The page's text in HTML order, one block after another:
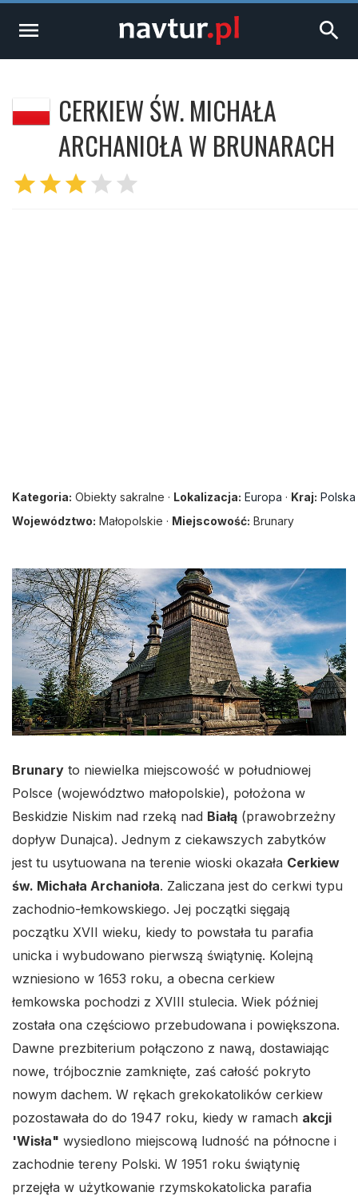
menu search
CERKIEW ŚW. MICHAŁA
ARCHANIOŁA W BRUNARACH
starstarstar star star
Kategoria: Obiekty sakralne · Lokalizacja: Europa · Kraj: Polska
Województwo: Małopolskie · Miejscowość: Brunary
Brunary to niewielka miejscowość w południowej
Polsce (województwo małopolskie), położona w
Beskidzie Niskim nad rzeką nad Białą (prawobrzeżny
dopływ Dunajca). Jednym z ciekawszych zabytków
jest tu usytuowana na terenie wioski okazała Cerkiew
św. Michała Archanioła. Zaliczana jest do cerkwi typu
zachodnio-łemkowskiego. Jej początki sięgają
początku XVII wieku, kiedy to powstała tu parafia
unicka i wybudowano pierwszą świątynię. Kolejną
wzniesiono w 1653 roku, a obecna cerkiew
łemkowska pochodzi z XVIII stulecia. Wiek później
została ona częściowo przebudowana i powiększona.
Dawne prezbiterium połączono z nawą, dostawiając
nowe, trójbocznie zamknięte, zaś całość pokryto
nowym dachem. W rękach grekokatolików cerkiew
pozostawała do do 1947 roku, kiedy w ramach akcji
'Wisła" wysiedlono miejscową ludność na północne i
zachodnie tereny Polski. W 1951 roku świątynię
przejęła w użytkowanie rzymskokatolicka parafia